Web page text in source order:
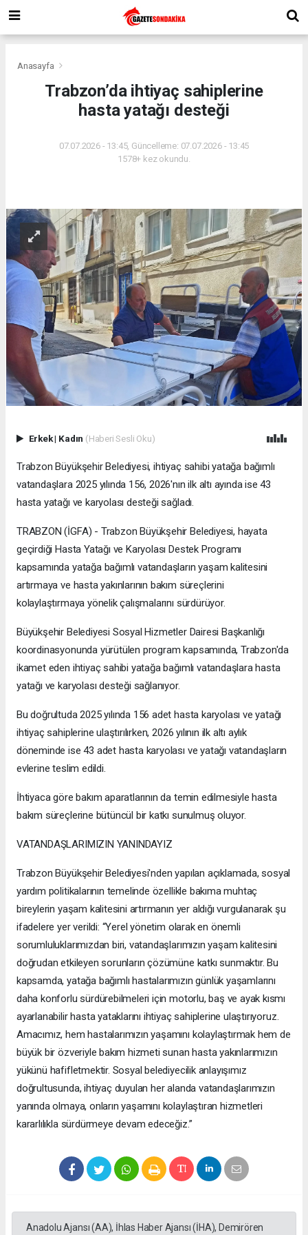
Anasayfa
Trabzon’da ihtiyaç sahiplerine
hasta yatağı desteği
07.07.2026 - 13:45, Güncelleme: 07.07.2026 - 13:45
1578+ kez okundu.
Erkek| Kadın (Haberi Sesli Oku)
Trabzon Büyükşehir Belediyesi, ihtiyaç sahibi yatağa bağımlı
vatandaşlara 2025 yılında 156, 2026'nın ilk altı ayında ise 43
hasta yatağı ve karyolası desteği sağladı.
TRABZON (İGFA) - Trabzon Büyükşehir Belediyesi, hayata
geçirdiği Hasta Yatağı ve Karyolası Destek Programı
kapsamında yatağa bağımlı vatandaşların yaşam kalitesini
artırmaya ve hasta yakınlarının bakım süreçlerini
kolaylaştırmaya yönelik çalışmalarını sürdürüyor.
Büyükşehir Belediyesi Sosyal Hizmetler Dairesi Başkanlığı
koordinasyonunda yürütülen program kapsamında, Trabzon'da
ikamet eden ihtiyaç sahibi yatağa bağımlı vatandaşlara hasta
yatağı ve karyolası desteği sağlanıyor.
Bu doğrultuda 2025 yılında 156 adet hasta karyolası ve yatağı
ihtiyaç sahiplerine ulaştırılırken, 2026 yılının ilk altı aylık
döneminde ise 43 adet hasta karyolası ve yatağı vatandaşların
evlerine teslim edildi.
İhtiyaca göre bakım aparatlarının da temin edilmesiyle hasta
bakım süreçlerine bütüncül bir katkı sunulmuş oluyor.
VATANDAŞLARIMIZIN YANINDAYIZ
Trabzon Büyükşehir Belediyesi'nden yapılan açıklamada, sosyal
yardım politikalarının temelinde özellikle bakıma muhtaç
bireylerin yaşam kalitesini artırmanın yer aldığı vurgulanarak şu
ifadelere yer verildi: “Yerel yönetim olarak en önemli
sorumluluklarımızdan biri, vatandaşlarımızın yaşam kalitesini
doğrudan etkileyen sorunların çözümüne katkı sunmaktır. Bu
kapsamda, yatağa bağımlı hastalarımızın günlük yaşamlarını
daha konforlu sürdürebilmeleri için motorlu, baş ve ayak kısmı
ayarlanabilir hasta yataklarını ihtiyaç sahiplerine ulaştırıyoruz.
Amacımız, hem hastalarımızın yaşamını kolaylaştırmak hem de
büyük bir özveriyle bakım hizmeti sunan hasta yakınlarımızın
yükünü hafifletmektir. Sosyal belediyecilik anlayışımız
doğrultusunda, ihtiyaç duyulan her alanda vatandaşlarımızın
yanında olmaya, onların yaşamını kolaylaştıran hizmetleri
kararlılıkla sürdürmeye devam edeceğiz.”
Anadolu Ajansı (AA), İhlas Haber Ajansı (İHA), Demirören